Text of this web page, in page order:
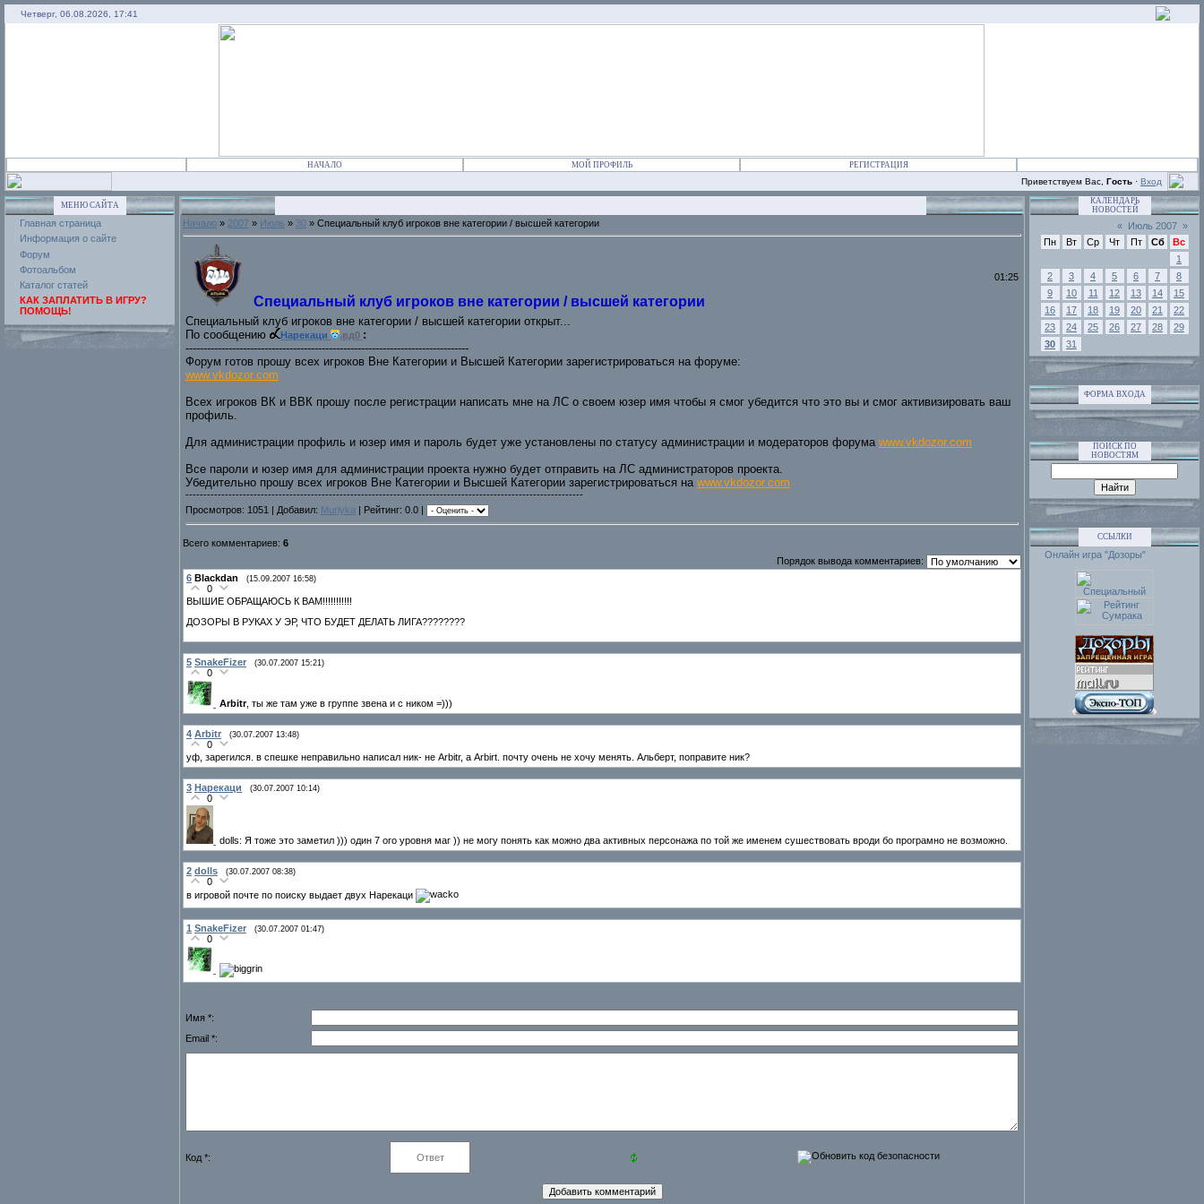
Четверг, 06.08.2026, 17:41
НАЧАЛО МОЙ ПРОФИЛЬ РЕГИСТРАЦИЯ
Приветствуем Вас, Гость · Вход
МЕНЮ САЙТА
Главная страница
Информация о сайте
Форум
Фотоальбом
Каталог статей
КАК ЗАПЛАТИТЬ В ИГРУ?
ПОМОЩЬ!
Начало » 2007 » Июль » 30 » Специальный клуб игроков вне категории / высшей категории
Специальный клуб игроков вне категории / высшей категории
01:25
Специальный клуб игроков вне категории / высшей категории открыт...
По сообщению
Нарекаци ,вд0 :
-------------------------------------------------------------------------------
Форум готов прошу всех игроков Вне Категории и Высшей Категории зарегистрироваться на форуме:
www.vkdozor.com
Всех игроков ВК и ВВК прошу после регистрации написать мне на ЛС о своем юзер имя чтобы я смог убедится что это вы и смог активизировать ваш
профиль.
Для администрации профиль и юзер имя и пароль будет уже установлены по статусу администрации и модераторов форума www.vkdozor.com
Все пароли и юзер имя для администрации проекта нужно будет отправить на ЛС администраторов проекта.
Убедительно прошу всех игроков Вне Категории и Высшей Категории зарегистрироваться на www.vkdozor.com
---------------------------------------------------------------------------------------------------------------
Просмотров: 1051 | Добавил: Murlyka | Рейтинг: 0.0 |
Всего комментариев: 6
Порядок вывода комментариев:
6 Blackdan (15.09.2007 16:58)
0
ВЫШИЕ ОБРАЩАЮСЬ К ВАМ!!!!!!!!!!!
ДОЗОРЫ В РУКАХ У ЭР, ЧТО БУДЕТ ДЕЛАТЬ ЛИГА????????
5 SnakeFizer (30.07.2007 15:21)
0
Arbitr, ты же там уже в группе звена и с ником =)))
4 Arbitr (30.07.2007 13:48)
0
уф, зарегился. в спешке неправильно написал ник- не Arbitr, а Arbirt. почту очень не хочу менять. Альберт, поправите ник?
3 Нарекаци (30.07.2007 10:14)
0
dolls: Я тоже это заметил ))) один 7 ого уровня маг )) не могу понять как можно два активных персонажа по той же именем сушествовать вроди бо програмно не возможно.
2 dolls (30.07.2007 08:38)
0
в игровой почте по поиску выдает двух Нарекаци
1 SnakeFizer (30.07.2007 01:47)
0
Имя *:
Email *:
Код *:
КАЛЕНДАРЬ
НОВОСТЕЙ
« Июль 2007 »
Пн
Вт Ср Чт Пт Сб
Вс
1
2
3 4 5 6 7
8
9
10 11 12 13 14
15
16
17 18 19 20 21
22
23
24 25 26 27 28
29
30
31
ФОРМА ВХОДА
ПОИСК ПО
НОВОСТЯМ
ССЫЛКИ
Онлайн игра "Дозоры"